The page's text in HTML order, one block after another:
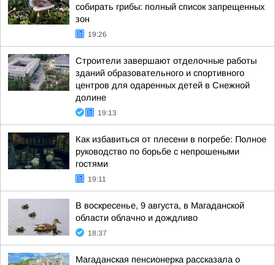
собирать грибы: полный список запрещенных
зон
19:26
Строители завершают отделочные работы
зданий образовательного и спортивного
центров для одаренных детей в Снежной
долине
19:13
Как избавиться от плесени в погребе: Полное
руководство по борьбе с непрошеными
гостями
19:11
В воскресенье, 9 августа, в Магаданской
области облачно и дождливо
18:37
Магаданская пенсионерка рассказала о